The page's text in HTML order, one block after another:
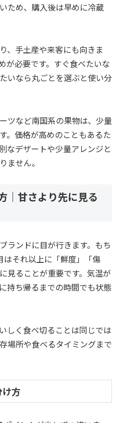
ため、購入後は早めに冷蔵
、手土産や来客にも向きま
が必要です。すぐ食べたいな
いなら丸ごとを選ぶと使い分
ツなど南国系の果物は、少量
。価格が高めのこともあるた
なデザートや少量アレンジと
ません。
｜甘さより先に見る
ランドに目が行きます。もち
それ以上に「鮮度」「傷
見ることが重要です。気温が
持ち帰るまでの時間でも状態
しく食べ切ることは同じでは
場所や食べるタイミングまで
方